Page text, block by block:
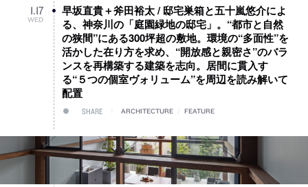
1.17
WED
早坂直貴＋斧田裕太 / 邸宅巣箱と五十嵐悠介によ
る、神奈川の「庭園緑地の邸宅」。“都市と自然
の狭間”にある300坪超の敷地。環境の“多面性”を
活かした在り方を求め、“開放感と親密さ”のバラ
ンスを再構築する建築を志向。居間に貫入す
る“５つの個室ヴォリューム”を周辺を読み解いて
配置
SHARE ARCHITECTURE FEATURE